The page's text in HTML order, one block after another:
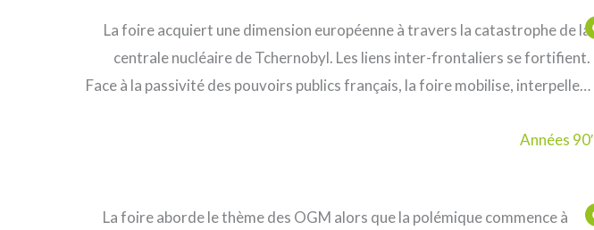
La foire acquiert une dimension européenne à travers la catastrophe de la
centrale nucléaire de Tchernobyl. Les liens inter-frontaliers se fortifient.
Face à la passivité des pouvoirs publics français, la foire mobilise, interpelle…
Années 90′
La foire aborde le thème des OGM alors que la polémique commence à